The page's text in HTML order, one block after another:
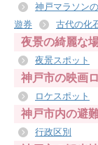
神戸マラソン
遊券
古代の化
夜景の綺麗な
夜景スポット
神戸市の映画
ロケスポット
神戸市内の避
行政区別